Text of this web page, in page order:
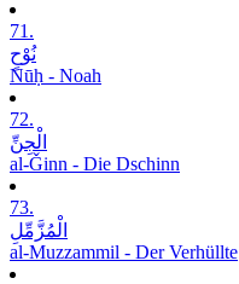
71.
نُوْحٍ
Nūḥ - Noah
72.
الْجِنِّ
al-Ǧinn - Die Dschinn
73.
الْمُزَّمِّلِ
al-Muzzammil - Der Verhüllte